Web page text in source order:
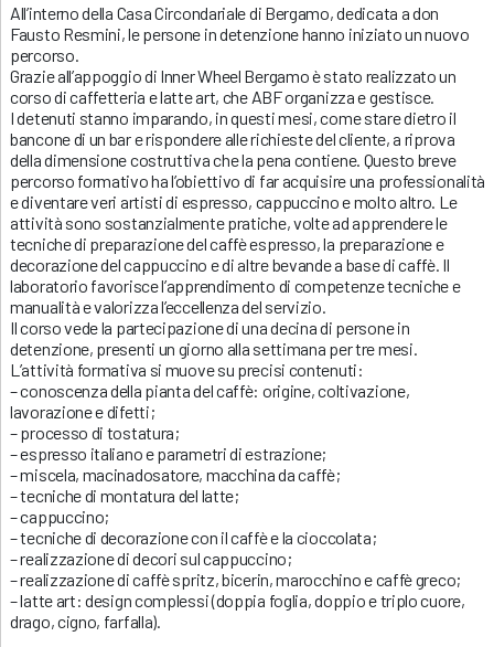
All’interno della Casa Circondariale di Bergamo, dedicata a don
Fausto Resmini, le persone in detenzione hanno iniziato un nuovo
percorso.
Grazie all’appoggio di Inner Wheel Bergamo è stato realizzato un
corso di caffetteria e latte art, che ABF organizza e gestisce.
I detenuti stanno imparando, in questi mesi, come stare dietro il
bancone di un bar e rispondere alle richieste del cliente, a riprova
della dimensione costruttiva che la pena contiene. Questo breve
percorso formativo ha l’obiettivo di far acquisire una professionalità
e diventare veri artisti di espresso, cappuccino e molto altro. Le
attività sono sostanzialmente pratiche, volte ad apprendere le
tecniche di preparazione del caffè espresso, la preparazione e
decorazione del cappuccino e di altre bevande a base di caffè. Il
laboratorio favorisce l’apprendimento di competenze tecniche e
manualità e valorizza l’eccellenza del servizio.
Il corso vede la partecipazione di una decina di persone in
detenzione, presenti un giorno alla settimana per tre mesi.
L’attività formativa si muove su precisi contenuti:
– conoscenza della pianta del caffè: origine, coltivazione,
lavorazione e difetti;
– processo di tostatura;
– espresso italiano e parametri di estrazione;
– miscela, macinadosatore, macchina da caffè;
– tecniche di montatura del latte;
– cappuccino;
– tecniche di decorazione con il caffè e la cioccolata;
– realizzazione di decori sul cappuccino;
– realizzazione di caffè spritz, bicerin, marocchino e caffè greco;
– latte art: design complessi (doppia foglia, doppio e triplo cuore,
drago, cigno, farfalla).